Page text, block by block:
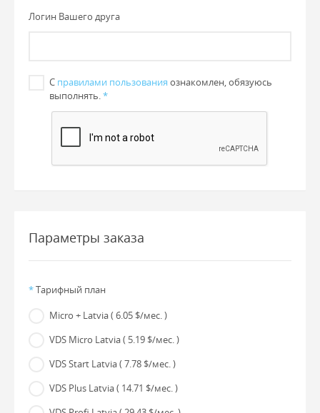
Логин Вашего друга
С правилами пользования ознакомлен, обязуюсь
выполнять.*
Параметры заказа
*Тарифный план
Micro + Latvia( 6.05 $/мес. )
VDS Micro Latvia( 5.19 $/мес. )
VDS Start Latvia( 7.78 $/мес. )
VDS Plus Latvia( 14.71 $/мес. )